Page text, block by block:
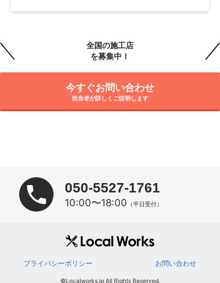
全国の施工店
を募集中！
今すぐお問い合わせ
担当者が詳しくご説明します
050-5527-1761
10:00〜18:00 （平日受付）
プライバシーポリシー お問い合わせ
©Localworks.jp All Rights Reserved.